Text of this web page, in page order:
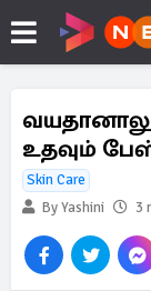
உதவும்
Skin Care
By Yashini
3